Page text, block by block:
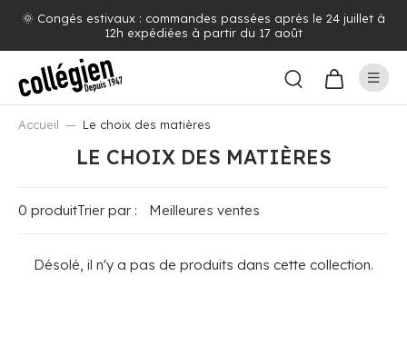
🌞 Congés estivaux : commandes passées après le 24 juillet à
12h expédiées à partir du 17 août
Accueil Le choix des matières
LE CHOIX DES MATIÈRES
0 produitTrier par :
Désolé, il n'y a pas de produits dans cette collection.